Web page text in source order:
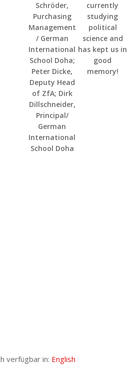
Schröder,
Purchasing
Management
/ German
International
School Doha;
Peter Dicke,
Deputy Head
of ZfA; Dirk
Dillschneider,
Principal/
German
International
School Doha
currently
studying
political
science and
has kept us in
good
memory!
verfügbar in: English